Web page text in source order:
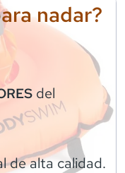
nadar?
del
de alta calidad.